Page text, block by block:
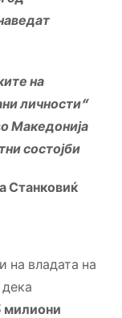
на
личности“
Македонија
состојби
Станковиќ
на владата на
милиони